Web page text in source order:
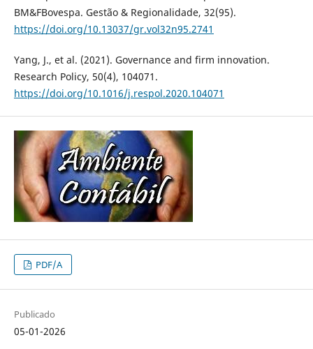
BM&FBovespa. Gestão & Regionalidade, 32(95).
https://doi.org/10.13037/gr.vol32n95.2741
Yang, J., et al. (2021). Governance and firm innovation.
Research Policy, 50(4), 104071.
https://doi.org/10.1016/j.respol.2020.104071
PDF/A
Publicado
05-01-2026